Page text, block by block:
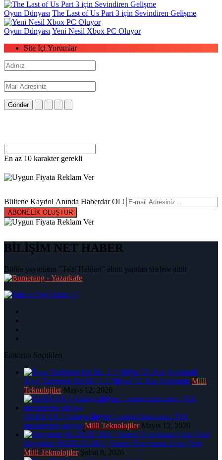
Oyun Dünyası The Last of Us Part 3 için Sevindiren Gelişme
Oyun Dünyası Yeni Nesil Xbox PC Oluyor
Site İçi Yorumlar
Gönder
En az 10 karakter gerekli
Bültene Kaydol Anında Haberdar Ol !
ABONELİK OLUŞTUR
BİLİŞİM NET HABER
Bütün yayınların "Telif Hakları" alıntı yapılan sitelere aittir
|
Editörün Seçtikleri
Togg Tarihinde Bir İlk! 1.3 Milyar TL Kar Açıklandı Milli
Teknolojiler Mayıs 12, 2026
BARKAN 3 Sahaya İniyor: İnsansız kara aracı TSK
envanterine giriyor Milli Teknolojiler Mayıs 12, 2026
Bayraktar #KIZILELMA | Sistem Tanımlama Uçuş Testi
Milli Teknolojiler Şubat 8, 2026